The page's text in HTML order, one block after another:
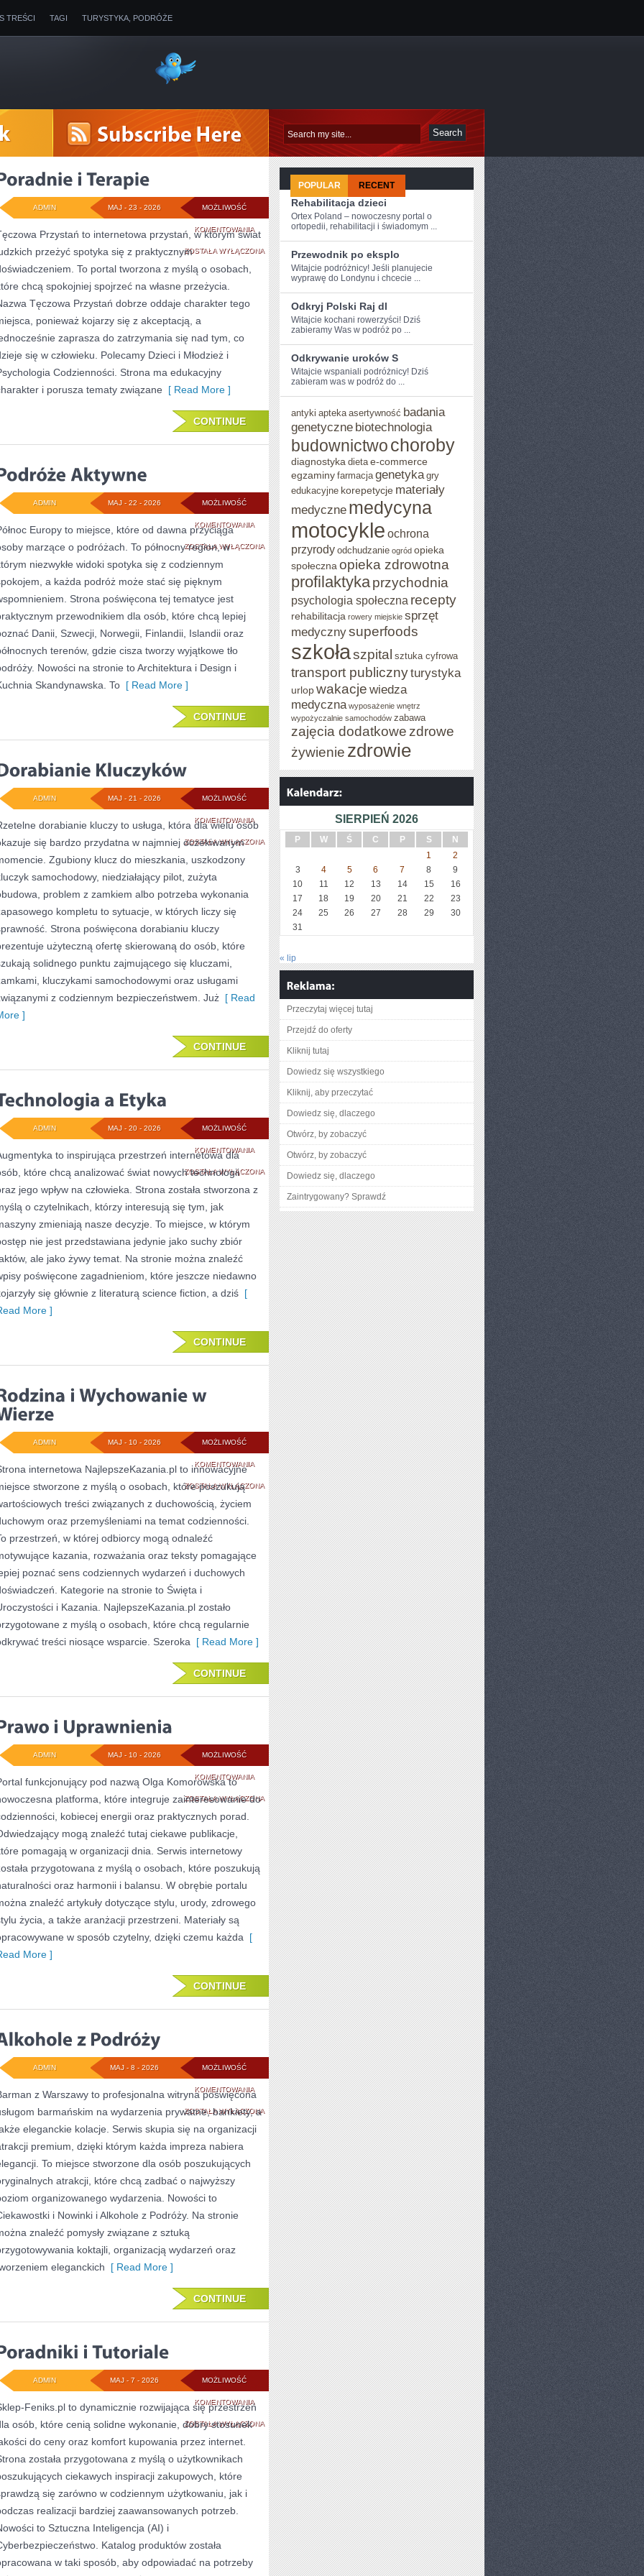
TREŚCI TAGI TURYSTYKA, PODRÓŻE
MOŻLIWOŚĆ
KOMENTOWANIAPORADNIE
I
TERAPIE
ZOSTAŁA WYŁĄCZONA
MAJ - 23 - 2026
ADMIN
Przystań to internetowa przystań, w którym świat
przeżyć spotyka się z praktycznym
To portal tworzona z myślą o osobach,
chcą spokojniej spojrzeć na własne przeżycia.
Tęczowa Przystań dobrze oddaje charakter tego
ponieważ kojarzy się z akceptacją, a
zaprasza do zatrzymania się nad tym, co
się w człowieku. Polecamy Dzieci i Młodzież i
Codzienności. Strona ma edukacyjny
i porusza tematy związane [ Read More ]
CONTINUE
MOŻLIWOŚĆ
KOMENTOWANIAPODRÓŻE
AKTYWNE
ZOSTAŁA WYŁĄCZONA
MAJ - 22 - 2026
ADMIN
Europy to miejsce, które od dawna przyciąga
marzące o podróżach. To północny region, w
niezwykłe widoki spotyka się z codziennym
a każda podróż może stać się pięknym
Strona poświęcona tej tematyce jest
przewodnikiem dla osób, które chcą lepiej
Danii, Szwecji, Norwegii, Finlandii, Islandii oraz
terenów, gdzie cisza tworzy wyjątkowe tło
Nowości na stronie to Architektura i Design i
Skandynawska. To [ Read More ]
CONTINUE
MOŻLIWOŚĆ
KOMENTOWANIADORABIANIE
KLUCZYKÓW
ZOSTAŁA WYŁĄCZONA
MAJ - 21 - 2026
ADMIN
dorabianie kluczy to usługa, która dla wielu osób
się bardzo przydatna w najmniej oczekiwanym
Zgubiony klucz do mieszkania, uszkodzony
samochodowy, niedziałający pilot, zużyta
problem z zamkiem albo potrzeba wykonania
kompletu to sytuacje, w których liczy się
Strona poświęcona dorabianiu kluczy
użyteczną ofertę skierowaną do osób, które
solidnego punktu zajmującego się kluczami,
kluczykami samochodowymi oraz usługami
z codziennym bezpieczeństwem. Już [ Read
]
CONTINUE
MOŻLIWOŚĆ
KOMENTOWANIATECHNOLOGIA
A
ETYKA
ZOSTAŁA WYŁĄCZONA
MAJ - 20 - 2026
ADMIN
to inspirująca przestrzeń internetowa dla
które chcą analizować świat nowych technologii
jego wpływ na człowieka. Strona została stworzona z
o czytelnikach, którzy interesują się tym, jak
zmieniają nasze decyzje. To miejsce, w którym
nie jest przedstawiana jedynie jako suchy zbiór
ale jako żywy temat. Na stronie można znaleźć
poświęcone zagadnieniom, które jeszcze niedawno
się głównie z literaturą science fiction, a dziś [
More ]
CONTINUE
MOŻLIWOŚĆ
KOMENTOWANIARODZINA
I
WYCHOWANIE
WIERZE
ZOSTAŁA WYŁĄCZONA
MAJ - 10 - 2026
ADMIN
internetowa NajlepszeKazania.pl to innowacyjne
stworzone z myślą o osobach, które poszukują
treści związanych z duchowością, życiem
oraz przemyśleniami na temat codzienności.
przestrzeń, w której odbiorcy mogą odnaleźć
kazania, rozważania oraz teksty pomagające
poznać sens codziennych wydarzeń i duchowych
Kategorie na stronie to Święta i
i Kazania. NajlepszeKazania.pl zostało
z myślą o osobach, które chcą regularnie
treści niosące wsparcie. Szeroka [ Read More ]
CONTINUE
MOŻLIWOŚĆ
KOMENTOWANIAPRAWO
I
UPRAWNIENIA
ZOSTAŁA WYŁĄCZONA
MAJ - 10 - 2026
ADMIN
funkcjonujący pod nazwą Olga Komorowska to
platforma, które integruje zainteresowanie do
kobiecej energii oraz praktycznych porad.
mogą znaleźć tutaj ciekawe publikacje,
pomagają w organizacji dnia. Serwis internetowy
przygotowana z myślą o osobach, które poszukują
oraz harmonii i balansu. W obrębie portalu
znaleźć artykuły dotyczące stylu, urody, zdrowego
życia, a także aranżacji przestrzeni. Materiały są
w sposób czytelny, dzięki czemu każda [
More ]
CONTINUE
MOŻLIWOŚĆ
KOMENTOWANIAALKOHOLE
Z
PODRÓŻY
ZOSTAŁA WYŁĄCZONA
MAJ - 8 - 2026
ADMIN
z Warszawy to profesjonalna witryna poświęcona
barmańskim na wydarzenia prywatne, bankiety, a
eleganckie kolacje. Serwis skupia się na organizacji
premium, dzięki którym każda impreza nabiera
To miejsce stworzone dla osób poszukujących
atrakcji, które chcą zadbać o najwyższy
organizowanego wydarzenia. Nowości to
i Nowinki i Alkohole z Podróży. Na stronie
znaleźć pomysły związane z sztuką
koktajli, organizacją wydarzeń oraz
eleganckich [ Read More ]
CONTINUE
MOŻLIWOŚĆ
KOMENTOWANIAPORADNIKI
I
TUTORIALE
ZOSTAŁA WYŁĄCZONA
MAJ - 7 - 2026
ADMIN
Feniks.pl to dynamicznie rozwijająca się przestrzeń
osób, które cenią solidne wykonanie, dobry stosunek
do ceny oraz komfort kupowania przez internet.
została przygotowana z myślą o użytkownikach
ciekawych inspiracji zakupowych, które
się zarówno w codziennym użytkowaniu, jak i
realizacji bardziej zaawansowanych potrzeb.
to Sztuczna Inteligencja (AI) i
Katalog produktów została
w taki sposób, aby odpowiadać na potrzeby
POPULAR RECENT
Rehabilitacja dzieci
Ortex Poland – nowoczesny portal o
ortopedii, rehabilitacji i świadomym ...
Przewodnik po eksplo
Witajcie ⁤podróżnicy! Jeśli ‍planujecie
wyprawę do Londynu i chcecie ...
Odkryj Polski Raj dl
Witajcie kochani rowerzyści! Dziś
zabieramy Was w podróż po ...
Odkrywanie uroków S
Witajcie ⁢wspaniali podróżnicy! Dziś⁢
zabieram was w‌ podróż ⁣do ...
antyki apteka asertywność badania
genetyczne biotechnologia
budownictwochoroby
diagnostyka dieta e-commerce
egzaminy farmacja genetyka gry
edukacyjne korepetycje materiały
medyczne medycyna
motocykle ochrona
przyrody odchudzanie ogród opieka
społeczna opieka zdrowotna
profilaktykaprzychodnia
psychologia społeczna recepty
rehabilitacja rowery miejskie sprzęt
medycznysuperfoods
szkołaszpital sztuka cyfrowa
transport publicznyturystyka
urlopwakacje wiedza
medyczna wyposażenie wnętrz
wypożyczalnie samochodów zabawa
zajęcia dodatkowe zdrowe
żywienie zdrowie
SIERPIEŃ 2026
P W Ś C P S
N
1
2
3
4 5 6 7 8
9
10
11 12 13 14 15
16
17
18 19 20 21 22
23
24
25 26 27 28 29
30
31
« lip
Przeczytaj więcej tutaj
Przejdź do oferty
Kliknij tutaj
Dowiedz się wszystkiego
Kliknij, aby przeczytać
Dowiedz się, dlaczego
Otwórz, by zobaczyć
Otwórz, by zobaczyć
Dowiedz się, dlaczego
Zaintrygowany? Sprawdź